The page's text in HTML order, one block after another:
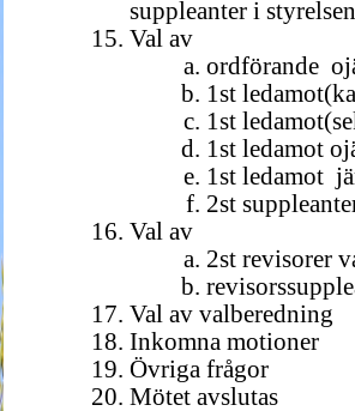
suppleanter i styrelsen
Val av
ordförande
1st
1st
1st ledamot
1st ledamot
2st
Val av
2st revisorer
Val av valberedning
Inkomna motioner
Övriga frågor
Mötet avslutas